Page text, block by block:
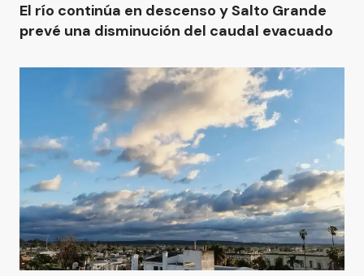
El río continúa en descenso y Salto Grande
prevé una disminución del caudal evacuado